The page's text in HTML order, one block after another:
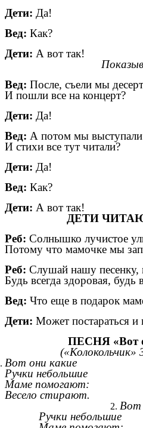
Дети: Да!
Вед: Как?
Дети: А вот так!
Вед: После, съели мы
И пошли все на концерт?
Дети: Да!
Вед: А потом мы выступали
И стихи все тут читали?
Дети: Да!
Вед: Как?
Дети: А вот так!
ДЕТИ
Реб: Солнышко лучистое
Потому что мамочке мы
Реб: Слушай нашу
Будь всегда здоровая, будь
Вед: Что еще в подарок
Дети: Может постараться
ПЕСНЯ «Вот
(«Колокольчик»
Вот они какие
Ручки небольшие
Маме помогают:
Весело стирают.
Вот
Ручки небольшие